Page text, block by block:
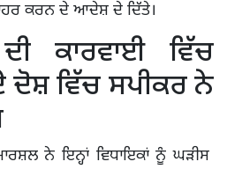
ਕਰਨ ਦੇ ਆਦੇਸ਼ ਦੇ ਦਿੱਤੇ।
ਕਾਰਵਾਈ ਵਿੱਚ
ਦੋਸ਼ ਵਿੱਚ ਸਪੀਕਰ ਨੇ
ਨੇ ਇਨ੍ਹਾਂ ਵਿਧਾਇਕਾਂ ਨੂੰ ਘੜੀਸ